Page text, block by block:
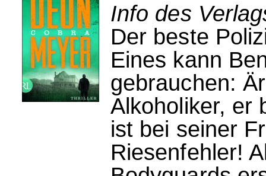
Info des
Der beste
Eines kann
gebrauchen:
Alkoholiker, er
ist bei seiner
Riesenfehler!